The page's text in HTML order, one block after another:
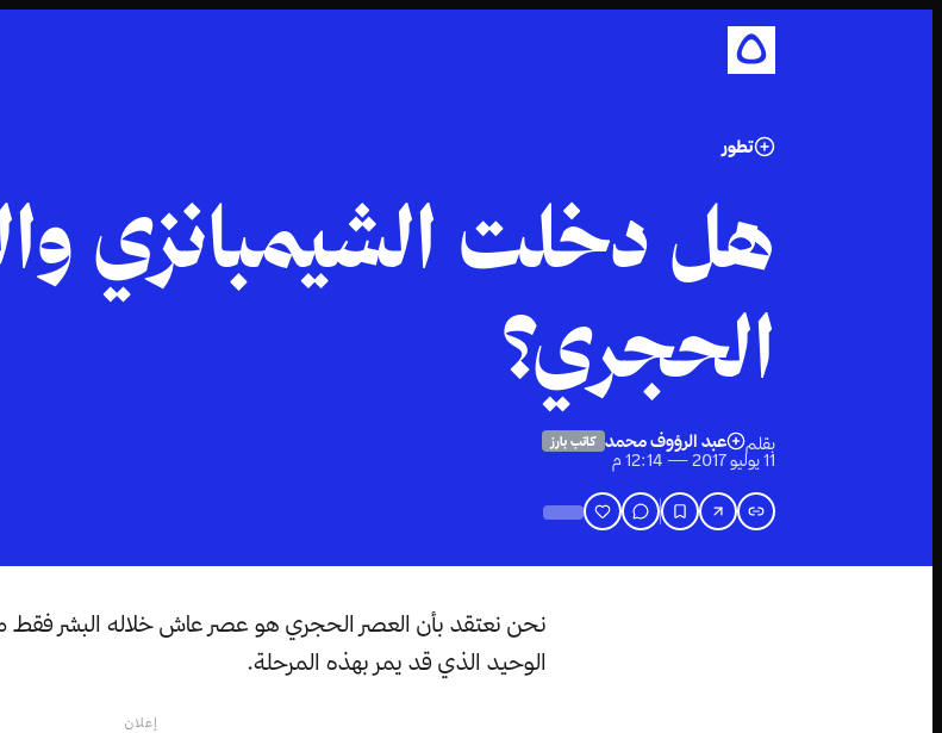
تطور
هل دخلت الشيمبانزي
الحجري؟
بقلم عبد الرؤوف محمد كاتب بارز
11 يوليو 2017 — 12:14 م
نحن نعتقد بأن العصر الحجري هو عصر عاش خلاله البشر فقط
الوحيد الذي قد يمر بهذه المرحلة.
إعلان